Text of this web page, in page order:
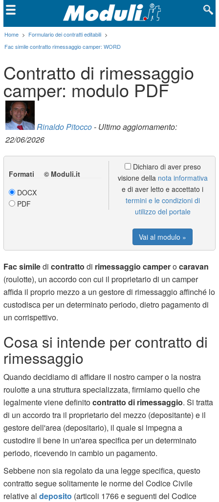
Home > Formulario dei contratti editabili >
Fac simile contratto rimessaggio camper: WORD
Contratto di rimessaggio
camper: modulo PDF
Rinaldo Pitocco- Ultimo aggiornamento:
22/06/2026
Formati © Moduli.it
DOCX
PDF
Dichiaro di aver preso
visione della nota informativa
e di aver letto e accettato i
termini e le condizioni di
utilizzo del portale
Vai al modulo »
Fac similedicontrattodi rimessaggio camperocaravan
(roulotte), un accordo con cui il proprietario di un camper
affida il proprio mezzo a un gestore di rimessaggio affinché lo
custodisca per un determinato periodo, dietro pagamento di
un corrispettivo.
Cosa si intende per contratto di
rimessaggio
Quando decidiamo di affidare il nostro camper o la nostra
roulotte a una struttura specializzata, firmiamo quello che
legalmente viene definitocontratto di rimessaggio. Si tratta
di un accordo tra il proprietario del mezzo (depositante) e il
gestore dell'area (depositario), il quale si impegna a
custodire il bene in un'area specifica per un determinato
periodo, ricevendo in cambio un pagamento.
Sebbene non sia regolato da una legge specifica, questo
contratto segue solitamente le norme del Codice Civile
relative aldeposito (articoli 1766 e seguenti del Codice